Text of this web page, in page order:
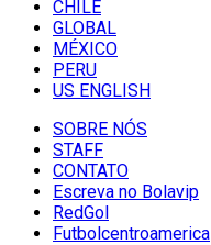
CHILE
GLOBAL
MÉXICO
PERU
US ENGLISH
SOBRE NÓS
STAFF
CONTATO
Escreva no Bolavip
RedGol
Futbolcentroamerica